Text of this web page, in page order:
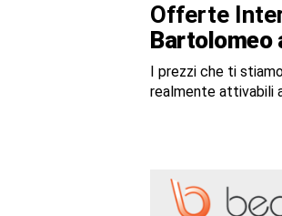
Offerte
Bartolomeo
I prezzi che ti
realmente attivabili